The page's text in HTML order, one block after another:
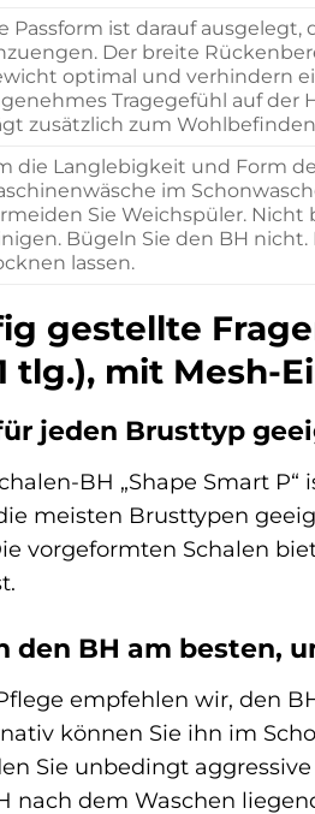
Passform ist darauf
Der breite
optimal und verhindern
Tragegefühl auf der
zusätzlich zum
die Langlebigkeit und Form
im
Sie Weichspüler.
Bügeln Sie den BH
lassen.
gestellte
tlg.), mit Mesh-
jeden Brusttyp
BH „Shape Smart
meisten Brusttypen
vorgeformten Schalen
den BH am besten,
empfehlen wir, den
können Sie ihn im
Sie unbedingt
nach dem Waschen